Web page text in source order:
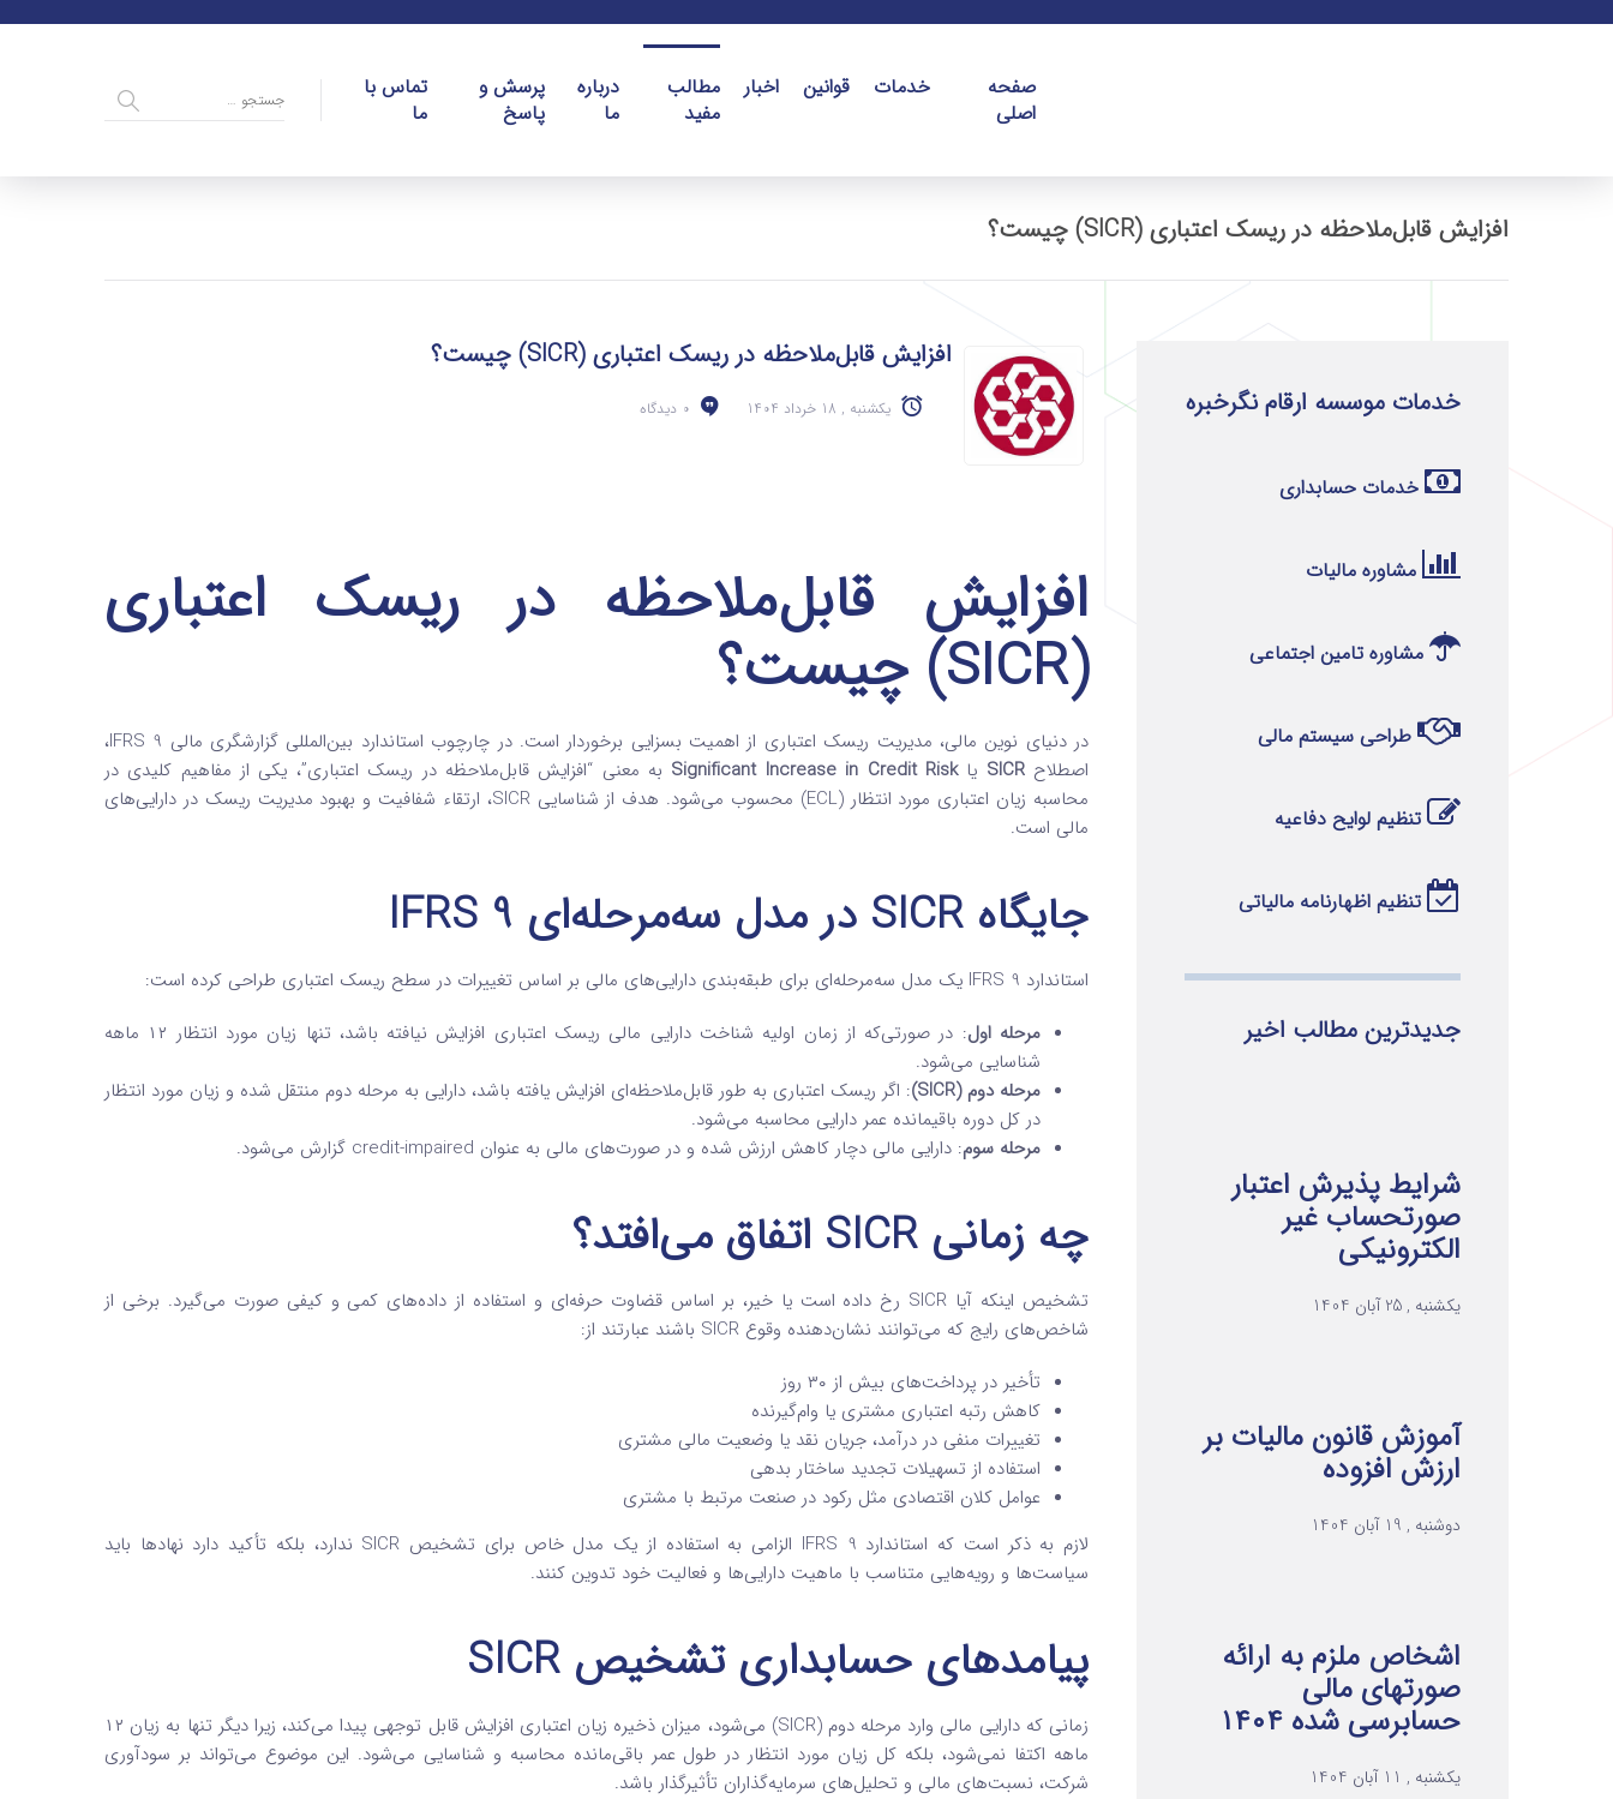
صفحه
اصلی
خدمات قوانین اخبار
مطالب
مفید
درباره
ما
پرسش و
پاسخ
تماس با
ما
افزایش قابل‌ملاحظه در ریسک اعتباری (SICR) چیست؟
افزایش قابل‌ملاحظه در ریسک اعتباری (SICR) چیست؟
یکشنبه , 18 خرداد 1404 0 دیدگاه
افزایش قابل‌ملاحظه در ریسک اعتباری
(SICR) چیست؟
در دنیای نوین مالی، مدیریت ریسک اعتباری از اهمیت بسزایی برخوردار است. در چارچوب استاندارد بین‌المللی گزارشگری مالی IFRS 9،
اصطلاحSICR یاSignificant Increase in Credit Risk به معنی “افزایش قابل‌ملاحظه در ریسک اعتباری”، یکی از مفاهیم کلیدی در
محاسبه زیان اعتباری مورد انتظار (ECL) محسوب می‌شود. هدف از شناسایی SICR، ارتقاء شفافیت و بهبود مدیریت ریسک در دارایی‌های
مالی است.
جایگاه SICR در مدل سه‌مرحله‌ای IFRS 9
استاندارد IFRS 9 یک مدل سه‌مرحله‌ای برای طبقه‌بندی دارایی‌های مالی بر اساس تغییرات در سطح ریسک اعتباری طراحی کرده است:
مرحله اول
: در صورتی‌که از زمان اولیه شناخت دارایی مالی ریسک اعتباری افزایش نیافته باشد، تنها زیان مورد انتظار ۱۲ ماهه
شناسایی می‌شود.
مرحله دوم (SICR)
: اگر ریسک اعتباری به طور قابل‌ملاحظه‌ای افزایش یافته باشد، دارایی به مرحله دوم منتقل شده و زیان مورد انتظار
در کل دوره باقیمانده عمر دارایی محاسبه می‌شود.
مرحله سوم: دارایی مالی دچار کاهش ارزش شده و در صورت‌های مالی به عنوان credit-impaired گزارش می‌شود.
چه زمانی SICR اتفاق می‌افتد؟
تشخیص اینکه آیا SICR رخ داده است یا خیر، بر اساس قضاوت حرفه‌ای و استفاده از داده‌های کمی و کیفی صورت می‌گیرد. برخی از
شاخص‌های رایج که می‌توانند نشان‌دهنده وقوع SICR باشند عبارتند از:
تأخیر در پرداخت‌های بیش از ۳۰ روز
کاهش رتبه اعتباری مشتری یا وام‌گیرنده
تغییرات منفی در درآمد، جریان نقد یا وضعیت مالی مشتری
استفاده از تسهیلات تجدید ساختار بدهی
عوامل کلان اقتصادی مثل رکود در صنعت مرتبط با مشتری
لازم به ذکر است که استاندارد IFRS 9 الزامی به استفاده از یک مدل خاص برای تشخیص SICR ندارد، بلکه تأکید دارد نهادها باید
سیاست‌ها و رویه‌هایی متناسب با ماهیت دارایی‌ها و فعالیت خود تدوین کنند.
پیامدهای حسابداری تشخیص SICR
زمانی که دارایی مالی وارد مرحله دوم (SICR) می‌شود، میزان ذخیره زیان اعتباری افزایش قابل توجهی پیدا می‌کند، زیرا دیگر تنها به زیان ۱۲
ماهه اکتفا نمی‌شود، بلکه کل زیان مورد انتظار در طول عمر باقی‌مانده محاسبه و شناسایی می‌شود. این موضوع می‌تواند بر سودآوری
شرکت، نسبت‌های مالی و تحلیل‌های سرمایه‌گذاران تأثیرگذار باشد.
خدمات موسسه ارقام نگرخبره
خدمات حسابداری
مشاوره مالیات
مشاوره تامین اجتماعی
طراحی سیستم مالی
تنظیم لوایح دفاعیه
تنظیم اظهارنامه مالیاتی
جدیدترین مطالب اخیر
شرایط پذیرش اعتبار
صورتحساب غیر
الکترونیکی
یکشنبه , 25 آبان 1404
آموزش قانون مالیات بر
ارزش افزوده
دوشنبه , 19 آبان 1404
اشخاص ملزم به ارائه
صورتهای مالی
حسابرسی شده ۱۴۰۴
یکشنبه , 11 آبان 1404